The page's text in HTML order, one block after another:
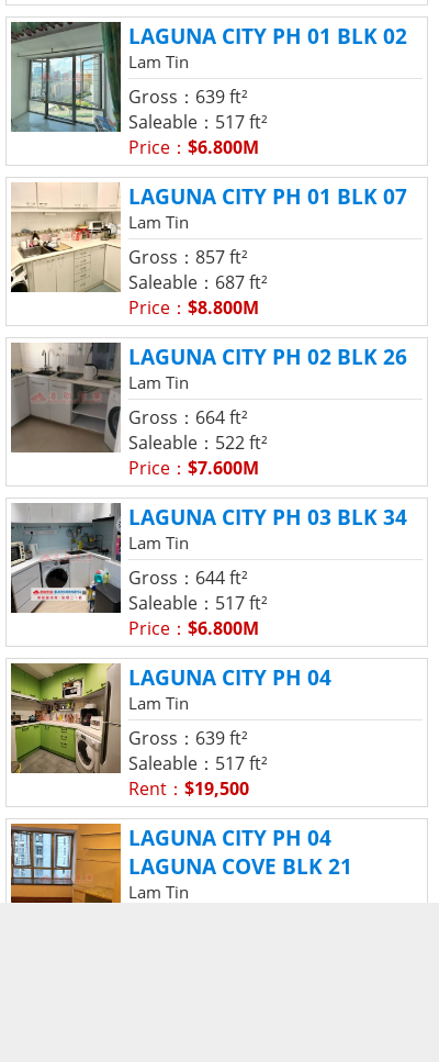
LAGUNA CITY PH 01 BLK 02
Lam Tin
Gross：639 ft²
Saleable：517 ft²
Price： $6.800M
LAGUNA CITY PH 01 BLK 07
Lam Tin
Gross：857 ft²
Saleable：687 ft²
Price： $8.800M
LAGUNA CITY PH 02 BLK 26
Lam Tin
Gross：664 ft²
Saleable：522 ft²
Price： $7.600M
LAGUNA CITY PH 03 BLK 34
Lam Tin
Gross：644 ft²
Saleable：517 ft²
Price： $6.800M
LAGUNA CITY PH 04
Lam Tin
Gross：639 ft²
Saleable：517 ft²
Rent： $19,500
LAGUNA CITY PH 04
LAGUNA COVE BLK 21
Lam Tin